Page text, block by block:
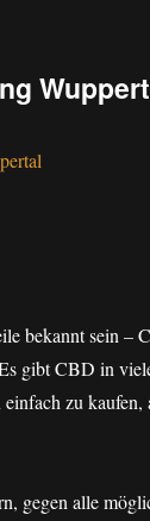
bekannt sein –
gibt CBD in
zu
gegen alle